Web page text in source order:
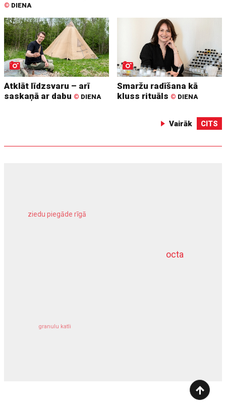
© DIENA
Atklāt līdzsvaru – arī
saskaņā ar dabu © DIENA
Smaržu radīšana kā
kluss rituāls © DIENA
Vairāk CITS
octa
ziedu piegāde rīgā
granulu katli
dziļurbums